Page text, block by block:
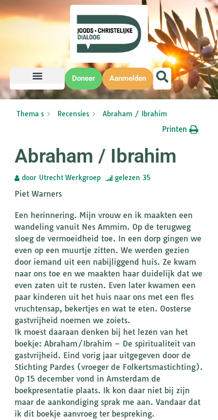
Doneer Aanmelden
Thema s Recensies Abraham / Ibrahim
Printen
Abraham / Ibrahim
door Utrecht Werkgroep gelezen 35
Piet Warners
Een herinnering. Mijn vrouw en ik maakten een
wandeling vanuit Nes Ammim. Op de terugweg
sloeg de vermoeidheid toe. In een dorp gingen we
even op een muurtje zitten. We werden gezien
door iemand uit een nabijliggend huis. Ze kwam
naar ons toe en we maakten haar duidelijk dat we
even zaten uit te rusten. Even later kwamen een
paar kinderen uit het huis naar ons met een fles
vruchtensap, bekertjes en wat te eten. Oosterse
gastvrijheid noemen we zoiets.
Ik moest daaraan denken bij het lezen van het
boekje: Abraham/Ibrahim – De spiritualiteit van
gastvrijheid. Eind vorig jaar uitgegeven door de
Stichting Pardes (vroeger de Folkertsmastichting).
Op 15 december vond in Amsterdam de
boekpresentatie plaats. Ik kon daar niet bij zijn
maar de aankondiging sprak me aan. Vandaar dat
ik dit boekje aanvroeg ter bespreking.